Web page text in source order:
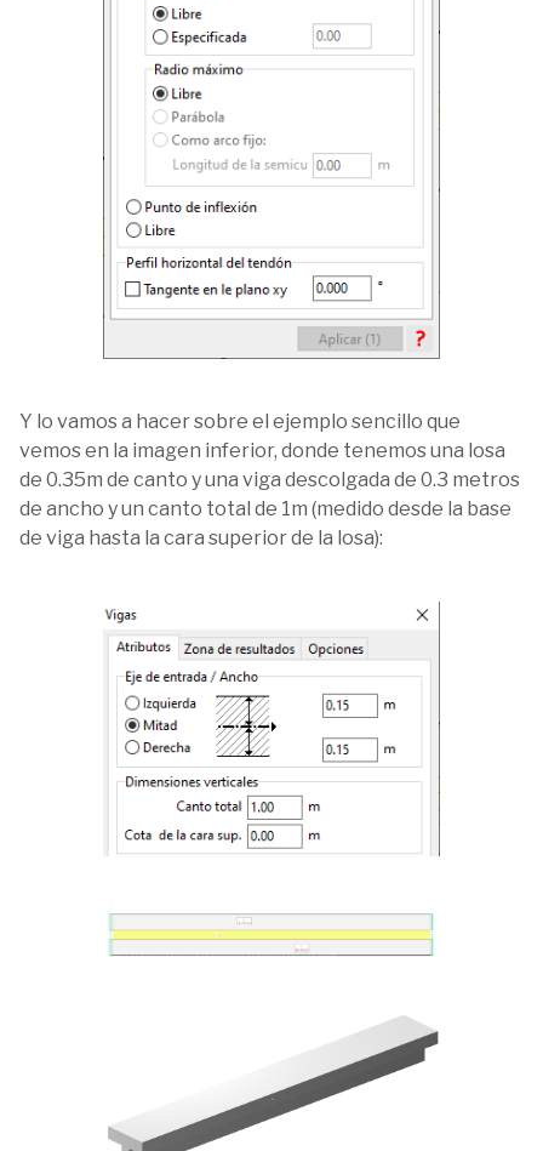
Y lo vamos a hacer sobre el ejemplo sencillo que
vemos en la imagen inferior, donde tenemos una losa
de 0.35m de canto y una viga descolgada de 0.3 metros
de ancho y un canto total de 1m (medido desde la base
de viga hasta la cara superior de la losa):